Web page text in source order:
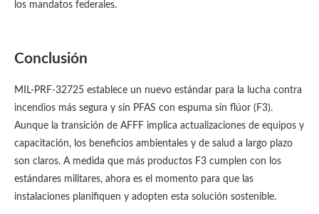
los mandatos federales.
Conclusión
MIL-PRF-32725 establece un nuevo estándar para la lucha contra
incendios más segura y sin PFAS con espuma sin flúor (F3).
Aunque la transición de AFFF implica actualizaciones de equipos y
capacitación, los beneficios ambientales y de salud a largo plazo
son claros. A medida que más productos F3 cumplen con los
estándares militares, ahora es el momento para que las
instalaciones planifiquen y adopten esta solución sostenible.